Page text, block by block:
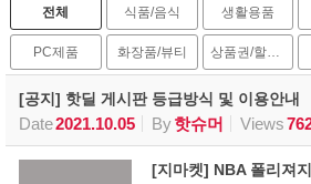
전체 식품/음식 생활용품
PC제품 화장품/뷰티 상품권/할인권
[공지] 핫딜 게시판 등급방식 및 이용안내
Date2021.10.05 By핫슈머 Views
[지마켓] NBA 폴리져